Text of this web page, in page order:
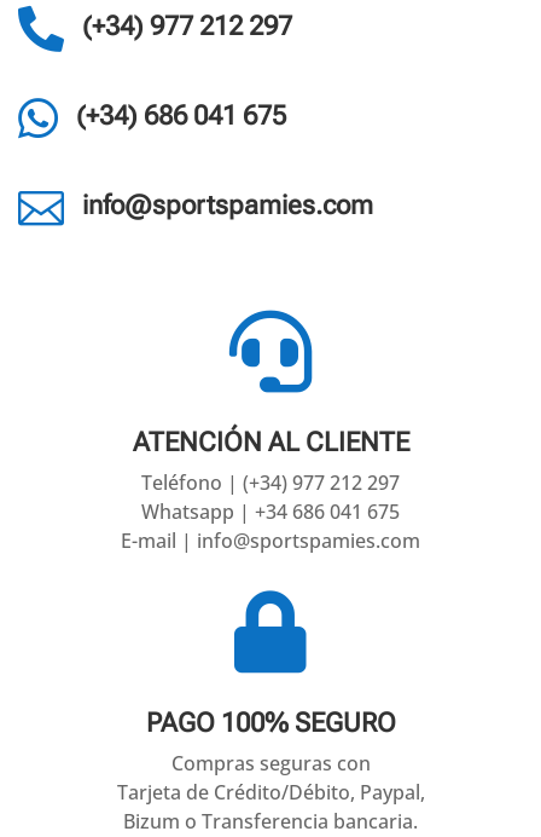
 (+34) 977 212 297
 (+34) 686 041 675
 info@sportspamies.com

ATENCIÓN AL CLIENTE
Teléfono | (+34) 977 212 297
Whatsapp | +34 686 041 675
E-mail | info@sportspamies.com

PAGO 100% SEGURO
Compras seguras con
Tarjeta de Crédito/Débito, Paypal,
Bizum o Transferencia bancaria.